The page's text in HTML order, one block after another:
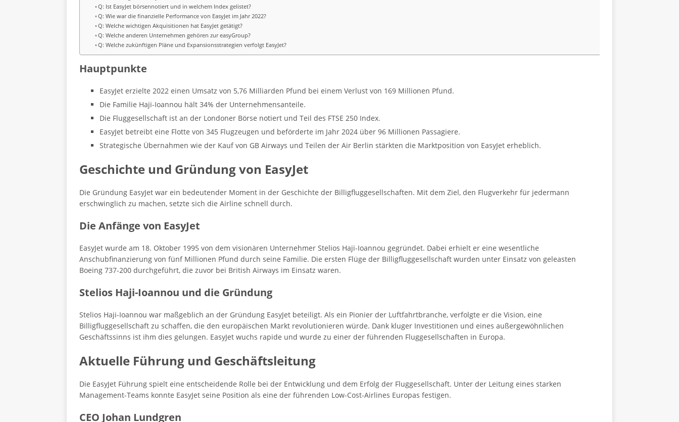
Q: Ist EasyJet börsennotiert und in welchem Index gelistet?
Q: Wie war die finanzielle Performance von EasyJet im Jahr 2022?
Q: Welche wichtigen Akquisitionen hat EasyJet getätigt?
Q: Welche anderen Unternehmen gehören zur easyGroup?
Q: Welche zukünftigen Pläne und Expansionsstrategien verfolgt EasyJet?
Hauptpunkte
EasyJet erzielte 2022 einen Umsatz von 5,76 Milliarden Pfund bei einem Verlust von 169 Millionen Pfund.
Die Familie Haji-Ioannou hält 34% der Unternehmensanteile.
Die Fluggesellschaft ist an der Londoner Börse notiert und Teil des FTSE 250 Index.
EasyJet betreibt eine Flotte von 345 Flugzeugen und beförderte im Jahr 2024 über 96 Millionen Passagiere.
Strategische Übernahmen wie der Kauf von GB Airways und Teilen der Air Berlin stärkten die Marktposition von EasyJet erheblich.
Geschichte und Gründung von EasyJet
Die Gründung EasyJet war ein bedeutender Moment in der Geschichte der Billigfluggesellschaften. Mit dem Ziel, den Flugverkehr für jedermann
erschwinglich zu machen, setzte sich die Airline schnell durch.
Die Anfänge von EasyJet
EasyJet wurde am 18. Oktober 1995 von dem visionären Unternehmer Stelios Haji-Ioannou gegründet. Dabei erhielt er eine wesentliche
Anschubfinanzierung von fünf Millionen Pfund durch seine Familie. Die ersten Flüge der Billigfluggesellschaft wurden unter Einsatz von geleasten
Boeing 737-200 durchgeführt, die zuvor bei British Airways im Einsatz waren.
Stelios Haji-Ioannou und die Gründung
Stelios Haji-Ioannou war maßgeblich an der Gründung EasyJet beteiligt. Als ein Pionier der Luftfahrtbranche, verfolgte er die Vision, eine
Billigfluggesellschaft zu schaffen, die den europäischen Markt revolutionieren würde. Dank kluger Investitionen und eines außergewöhnlichen
Geschäftssinns ist ihm dies gelungen. EasyJet wuchs rapide und wurde zu einer der führenden Fluggesellschaften in Europa.
Aktuelle Führung und Geschäftsleitung
Die EasyJet Führung spielt eine entscheidende Rolle bei der Entwicklung und dem Erfolg der Fluggesellschaft. Unter der Leitung eines starken
Management-Teams konnte EasyJet seine Position als eine der führenden Low-Cost-Airlines Europas festigen.
CEO Johan Lundgren